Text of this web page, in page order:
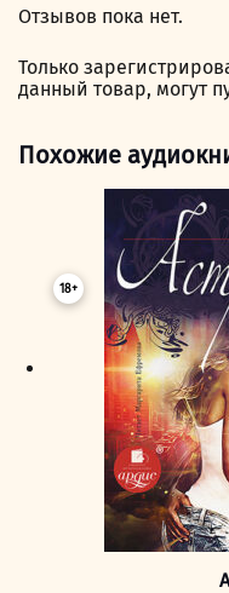
Отзывов пока нет.
Только
данный товар, могут
Похожие
18+